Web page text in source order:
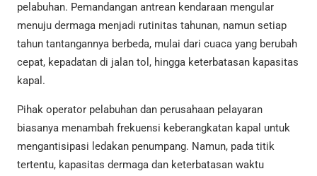
pelabuhan. Pemandangan antrean kendaraan mengular
menuju dermaga menjadi rutinitas tahunan, namun setiap
tahun tantangannya berbeda, mulai dari cuaca yang berubah
cepat, kepadatan di jalan tol, hingga keterbatasan kapasitas
kapal.
Pihak operator pelabuhan dan perusahaan pelayaran
biasanya menambah frekuensi keberangkatan kapal untuk
mengantisipasi ledakan penumpang. Namun, pada titik
tertentu, kapasitas dermaga dan keterbatasan waktu